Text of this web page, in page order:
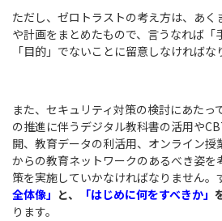
ただし、ゼロトラストの考え方は、あく
や計画をまとめたもので、言うなれば「
「目的」でないことに留意しなければな
また、セキュリティ対策の検討にあたっ
の推進に伴うデジタル教科書の活用や
開、教育データの利活用、オンライン
からの教育ネットワークのあるべき姿を
策を実施していかなければなりません。
全体像」 と、 「はじめに何をすべきか」
ります。